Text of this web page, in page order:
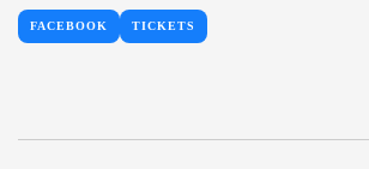
FACEBOOK TICKETS